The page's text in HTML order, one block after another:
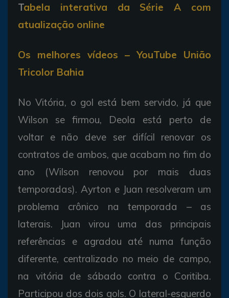
Tabela interativa da Série A com
atualização online
Os melhores vídeos – YouTube União
Tricolor Bahia
No Vitória, o gol está bem servido, já que
Wilson se firmou, Deola está perto de
voltar e não deve ser difícil renovar os
contratos de ambos, que acabam no fim do
ano (Wilson renovou por mais duas
temporadas). Ayrton e Juan resolveram um
problema crônico na temporada – as
laterais. Juan virou uma das principais
referências e agradou até numa função
diferente, centralizado no meio de campo,
na vitória de sábado contra o Coritiba.
Participou dos dois gols. O lateral-esquerdo